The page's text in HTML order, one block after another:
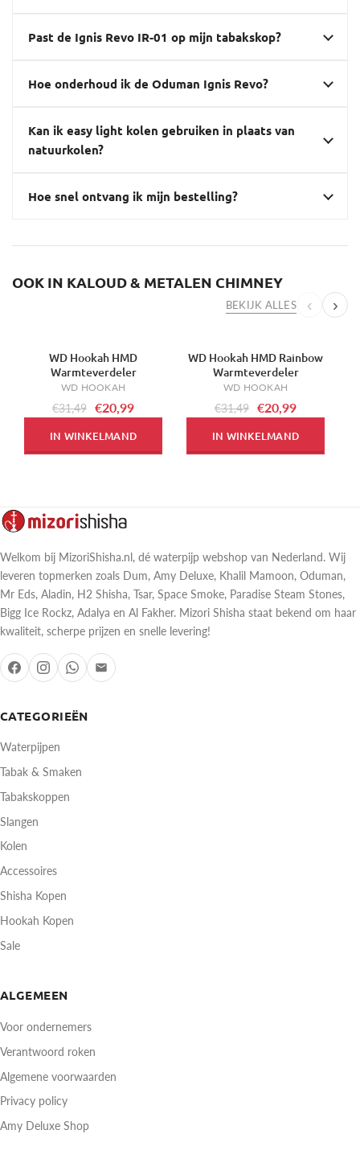
Past de Ignis Revo IR-01 op mijn tabakskop?
Hoe onderhoud ik de Oduman Ignis Revo?
Kan ik easy light kolen gebruiken in plaats van
natuurkolen?
Hoe snel ontvang ik mijn bestelling?
OOK IN KALOUD & METALEN CHIMNEY
BEKIJK ALLES ‹ ›
WD Hookah HMD
Warmteverdeler
WD HOOKAH
€31,49 €20,99
IN WINKELMAND
-33%
WD Hookah HMD Rainbow
Warmteverdeler
WD HOOKAH
€31,49 €20,99
IN WINKELMAND
CATEGORIEËN
Waterpijpen
Tabak & Smaken
Tabakskoppen
Slangen
Kolen
Accessoires
Shisha Kopen
Hookah Kopen
Sale
ALGEMEEN
Voor ondernemers
Verantwoord roken
Algemene voorwaarden
Privacy policy
Amy Deluxe Shop
Welkom bij MizoriShisha.nl, dé waterpijp webshop van Nederland. Wij
leveren topmerken zoals Dum, Amy Deluxe, Khalil Mamoon, Oduman,
Mr Eds, Aladin, H2 Shisha, Tsar, Space Smoke, Paradise Steam Stones,
Bigg Ice Rockz, Adalya en Al Fakher. Mizori Shisha staat bekend om haar
kwaliteit, scherpe prijzen en snelle levering!